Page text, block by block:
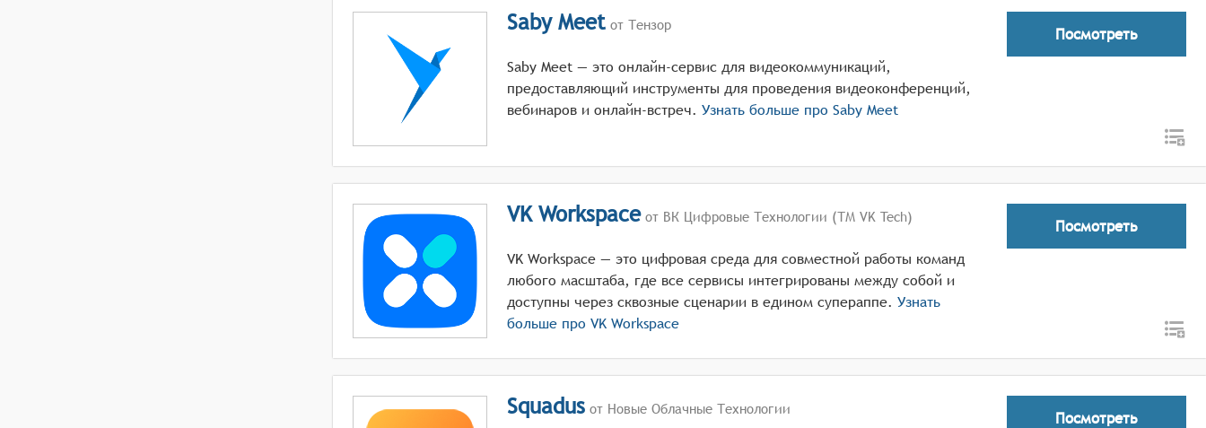
Saby Meet от Тензор
Saby Meet — это онлайн-сервис для видеокоммуникаций,
предоставляющий инструменты для проведения видеоконференций,
вебинаров и онлайн-встреч. Узнать больше про Saby Meet
Посмотреть
VK Workspaceот ВК Цифровые Технологии (ТМ VK Tech)
VK Workspace — это цифровая среда для совместной работы команд
любого масштаба, где все сервисы интегрированы между собой и
доступны через сквозные сценарии в едином супераппе. Узнать
больше про VK Workspace
Посмотреть
Squadus от Новые Облачные Технологии Посмотреть